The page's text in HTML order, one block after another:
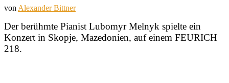
von Alexander Bittner
Der berühmte Pianist Lubomyr Melnyk spielte ein
Konzert in Skopje, Mazedonien, auf einem FEURICH
218.